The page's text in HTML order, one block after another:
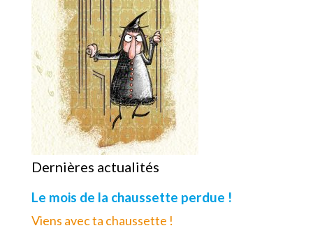
Dernières actualités
Le mois de la chaussette perdue !
Viens avec ta chaussette !